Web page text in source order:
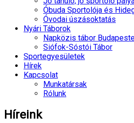
Óbuda Sportolója és
Óvodai úszásoktatás
Nyári Táborok
Napközis tábor
Siófok-Sóstói Tábor
Sportegyesületek
Hírek
Kapcsolat
Munkatársak
Rólunk
Híreink